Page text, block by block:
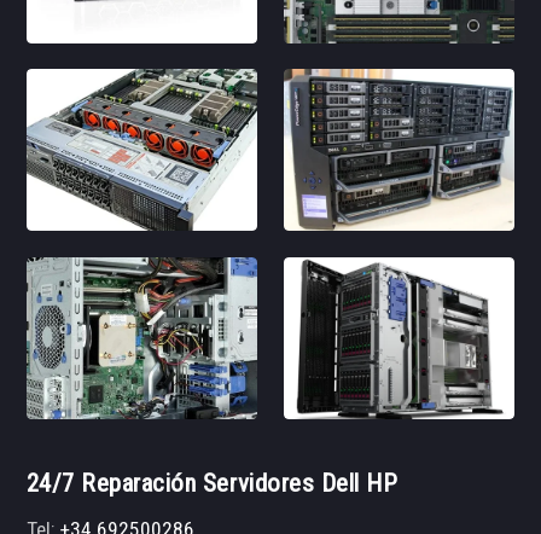
24/7 Reparación Servidores Dell HP
Tel:+34 692500286